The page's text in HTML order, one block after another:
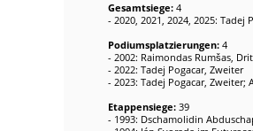
Gesamtsiege: 4
- 2020, 2021, 2024, 2025: Tadej
Podiumsplatzierungen: 4
- 2002: Raimondas Rumšas,
- 2022: Tadej Pogacar, Zweiter
- 2023: Tadej Pogacar, Zweiter;
Etappensiege: 39
- 1993: Dschamolidin